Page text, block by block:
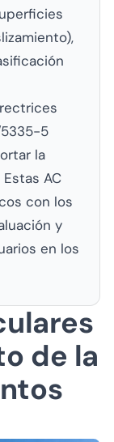
5
la
AC
con los
y
en los
de la